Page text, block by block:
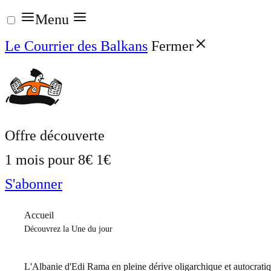
Aller
au
contenu
Menu
Le Courrier des Balkans Fermer
Offre découverte
1 mois pour 8€ 1€
S'abonner
Accueil
Découvrez la Une du jour
L'Albanie d'Edi Rama en pleine dérive oligarchique et